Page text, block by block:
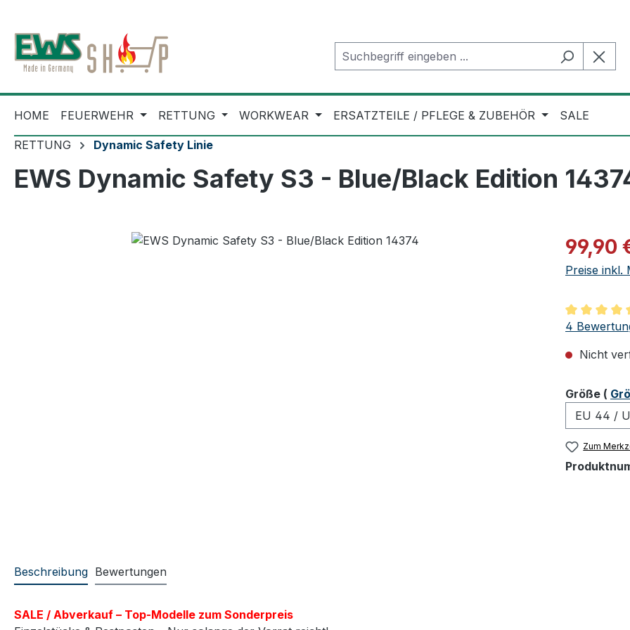
HOME FEUERWEHR RETTUNG WORKWEAR ERSATZTEILE / PFLEGE & ZUBEHÖR SALE
RETTUNG Dynamic Safety Linie
EWS Dynamic Safety S3 - Blue/Black Edition
99,90
Preise inkl.
4
Nicht
Größe (
Zum
Beschreibung Bewertungen
SALE / Abverkauf – Top-Modelle zum Sonderpreis